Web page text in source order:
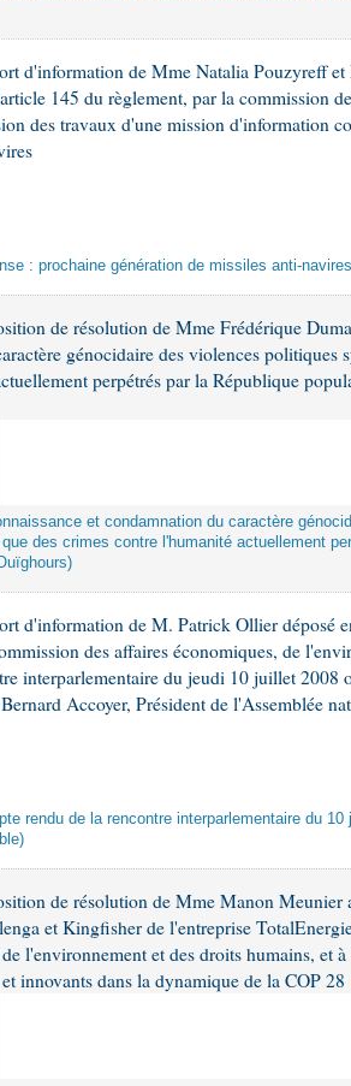
d'information de Mme Natalia Pouzyreff
145 du règlement, par la commission
des travaux d'une mission d'information
: prochaine génération de missiles anti-
de résolution de Mme Frédérique
génocidaire des violences politiques
perpétrés par la République
et condamnation du caractère
des crimes contre l'humanité actuellement
d'information de M. Patrick Ollier déposé
des affaires économiques, de
interparlementaire du jeudi 10 juillet 2008
Accoyer, Président de l'Assemblée
rendu de la rencontre interparlementaire du
de résolution de Mme Manon Meunier
et Kingfisher de l'entreprise
l'environnement et des droits humains, et
innovants dans la dynamique de la COP 28